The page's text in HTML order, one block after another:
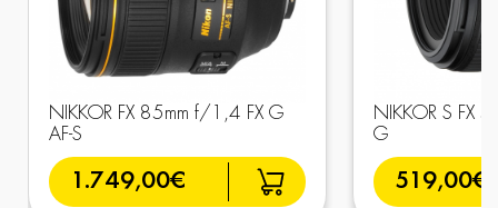
NIKKOR FX 85mm f/1,4 FX G
AF-S
1.749,00€
NIKKOR S FX
G
519,00€